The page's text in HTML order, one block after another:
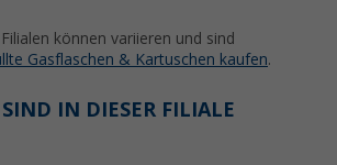
können variieren und sind
Gasflaschen & Kartuschen kaufen.
IN DIESER FILIALE